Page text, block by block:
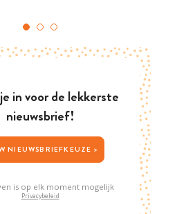
in voor de lekkerste
nieuwsbrief!
JOUW NIEUWSBRIEFKEUZE >
is op elk moment mogelijk
Privacybeleid